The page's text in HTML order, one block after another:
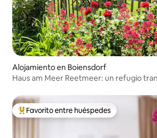
Alojamiento en Boiensdorf
Haus am Meer Reetmeer: un refugio
Favorito entre huéspedes preferido
Favorito entre huéspedes